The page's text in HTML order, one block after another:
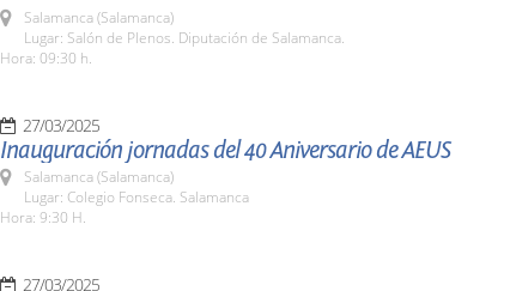
Salamanca (Salamanca)
Lugar: Salón de Plenos. Diputación de Salamanca.
Hora: 09:30 h.
27/03/2025
Inauguración jornadas del 40 Aniversario de AEUS
Salamanca (Salamanca)
Lugar: Colegio Fonseca. Salamanca
Hora: 9:30 H.
27/03/2025